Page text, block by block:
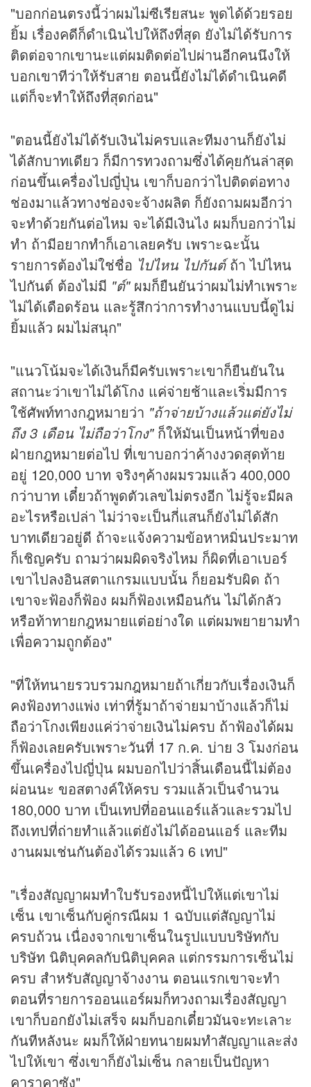
"บอกก่อนตรงนี้ว่าผมไม่ซีเรียสนะ พูดได้ด้วยรอย
ยิ้ม เรื่องคดีก็ดำเนินไปให้ถึงที่สุด ยังไม่ได้รับการ
ติดต่อจากเขานะแต่ผมติดต่อไปผ่านอีกคนนึงให้
บอกเขาทีว่าให้รับสาย ตอนนี้ยังไม่ได้ดำเนินคดี
แต่ก็จะทำให้ถึงที่สุดก่อน"
"ตอนนี้ยังไม่ได้รับเงินไม่ครบและทีมงานก็ยังไม่
ได้สักบาทเดียว ก็มีการทวงถามซึ่งได้คุยกันล่าสุด
ก่อนขึ้นเครื่องไปญี่ปุ่น เขาก็บอกว่าไปติดต่อทาง
ช่องมาแล้วทางช่องจะจ้างผลิต ก็ยังถามผมอีกว่า
จะทำด้วยกันต่อไหม จะได้มีเงินไง ผมก็บอกว่าไม่
ทำ ถ้ามีอยากทำก็เอาเลยครับ เพราะฉะนั้น
รายการต้องไม่ใช่ชื่อ ไปไหน ไปกันต์ถ้า ไปไหน
ไปกันต์ ต้องไม่มี "ต์"ผมก็ยืนยันว่าผมไม่ทำเพราะ
ไม่ได้เดือดร้อน และรู้สึกว่าการทำงานแบบนี้ดูไม่
ยิ้มแล้ว ผมไม่สนุก"
"แนวโน้มจะได้เงินก็มีครับเพราะเขาก็ยืนยันใน
สถานะว่าเขาไม่ได้โกง แค่จ่ายช้าและเริ่มมีการ
ใช้ศัพท์ทางกฎหมายว่า "ถ้าจ่ายบ้างแล้วแต่ยังไม่
ถึง 3 เดือน ไม่ถือว่าโกง"ก็ให้มันเป็นหน้าที่ของ
ฝ่ายกฎหมายต่อไป ที่เขาบอกว่าค้างงวดสุดท้าย
อยู่ 120,000 บาท จริงๆค้างผมรวมแล้ว 400,000
กว่าบาท เดี๋ยวถ้าพูดตัวเลขไม่ตรงอีก ไม่รู้จะมีผล
อะไรหรือเปล่า ไม่ว่าจะเป็นกี่แสนก็ยังไม่ได้สัก
บาทเดียวอยู่ดี ถ้าจะแจ้งความข้อหาหมิ่นประมาท
ก็เชิญครับ ถามว่าผมผิดจริงไหม ก็ผิดที่เอาเบอร์
เขาไปลงอินสตาแกรมแบบนั้น ก็ยอมรับผิด ถ้า
เขาจะฟ้องก็ฟ้อง ผมก็ฟ้องเหมือนกัน ไม่ได้กลัว
หรือท้าทายกฎหมายแต่อย่างใด แต่ผมพยายามทำ
เพื่อความถูกต้อง"
"ที่ให้ทนายรวบรวมกฎหมายถ้าเกี่ยวกับเรื่องเงินก็
คงฟ้องทางแพ่ง เท่าที่รู้มาถ้าจ่ายมาบ้างแล้วก็ไม่
ถือว่าโกงเพียงแค่ว่าจ่ายเงินไม่ครบ ถ้าฟ้องได้ผม
ก็ฟ้องเลยครับเพราะวันที่ 17 ก.ค. บ่าย 3 โมงก่อน
ขึ้นเครื่องไปญี่ปุ่น ผมบอกไปว่าสิ้นเดือนนี้ไม่ต้อง
ผ่อนนะ ขอสตางค์ให้ครบ รวมแล้วเป็นจำนวน
180,000 บาท เป็นเทปที่ออนแอร์แล้วและรวมไป
ถึงเทปที่ถ่ายทำแล้วแต่ยังไม่ได้ออนแอร์ และทีม
งานผมเช่นกันต้องได้รวมแล้ว 6 เทป"
"เรื่องสัญญาผมทำใบรับรองหนี้ไปให้แต่เขาไม่
เซ็น เขาเซ็นกับคู่กรณีผม 1 ฉบับแต่สัญญาไม่
ครบถ้วน เนื่องจากเขาเซ็นในรูปแบบบริษัทกับ
บริษัท นิติบุคคลกับนิติบุคคล แต่กรรมการเซ็นไม่
ครบ สำหรับสัญญาจ้างงาน ตอนแรกเขาจะทำ
ตอนที่รายการออนแอร์ผมก็ทวงถามเรื่องสัญญา
เขาก็บอกยังไม่เสร็จ ผมก็บอกเดี๋ยวมันจะทะเลาะ
กันทีหลังนะ ผมก็ให้ฝ่ายทนายผมทำสัญญาและส่ง
ไปให้เขา ซึ่งเขาก็ยังไม่เซ็น กลายเป็นปัญหา
คาราคาซัง"